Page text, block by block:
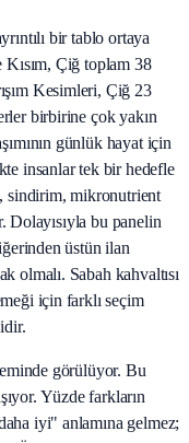
bir tablo ortaya
Çiğ toplam 38
Kesimleri, Çiğ 23
birbirine çok yakın
günlük hayat için
insanlar tek bir hedefle
sindirim, mikronutrient
bu panelin
üstün ilan
olmalı. Sabah kahvaltısı
için farklı seçim
görülüyor. Bu
Yüzde farkların
iyi" anlamına gelmez;